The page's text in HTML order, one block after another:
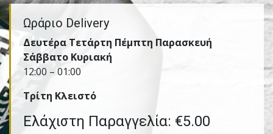
Ωράριο Delivery
Δευτέρα Τετάρτη Πέμπτη Παρασκευή
Σάββατο Κυριακή
12:00 – 01:00
Τρίτη Kλειστό
Ελάχιστη Παραγγελία: €5.00